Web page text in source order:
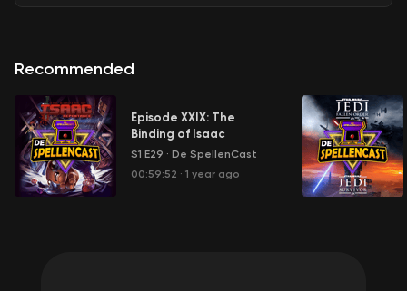
Recommended
Episode XXIX: The
Binding of Isaac
S1 E29 · De SpellenCast
00:59:52 · 1 year ago